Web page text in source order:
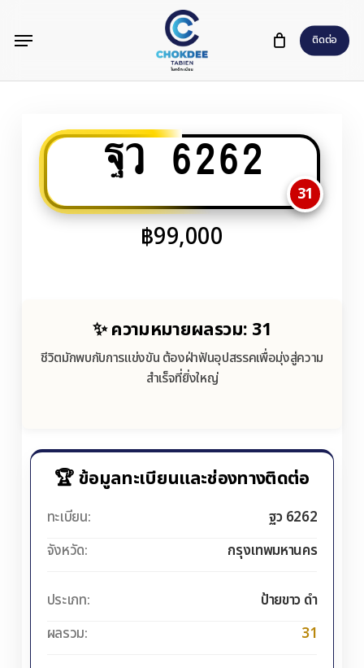
content
ติดต่อ
Menu
ฐว 6262
31
฿99,000
✨ ความหมายผลรวม: 31
ชีวิตมักพบกับการแข่งขัน ต้องฝ่าฟันอุปสรรคเพื่อมุ่งสู่ความ
สำเร็จที่ยิ่งใหญ่
🏆 ข้อมูลทะเบียนและช่องทางติดต่อ
ทะเบียน:
ฐว 6262
จังหวัด:
กรุงเทพมหานคร
ประเภท:
ป้ายขาว ดำ
ผลรวม:
31